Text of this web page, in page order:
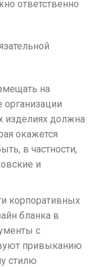
ответственно
на
изделиях должна
окажется
в частности,
и
корпоративных
бланка в
с
привыканию
стилю